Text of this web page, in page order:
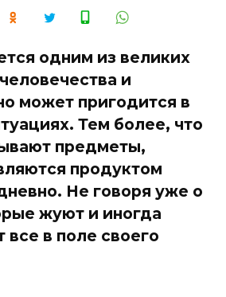
одним из великих
и
может пригодится в
Тем более, что
предметы,
продуктом
Не говоря уже о
жуют и иногда
все в поле своего